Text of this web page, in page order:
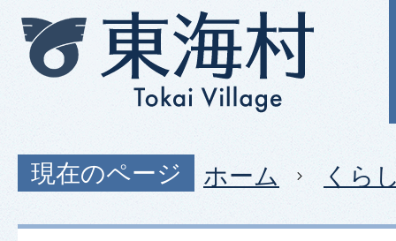
現在のページ ホーム くら